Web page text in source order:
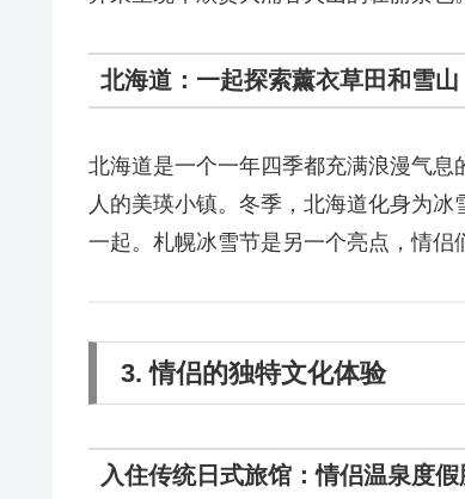
北海道：一起探索薰衣草田和雪山
北海道是一个一年四季都充满浪漫气
人的美瑛小镇。冬季，北海道化身为
一起。札幌冰雪节是另一个亮点，情侣
3. 情侣的独特文化体验
入住传统日式旅馆：情侣温泉度假